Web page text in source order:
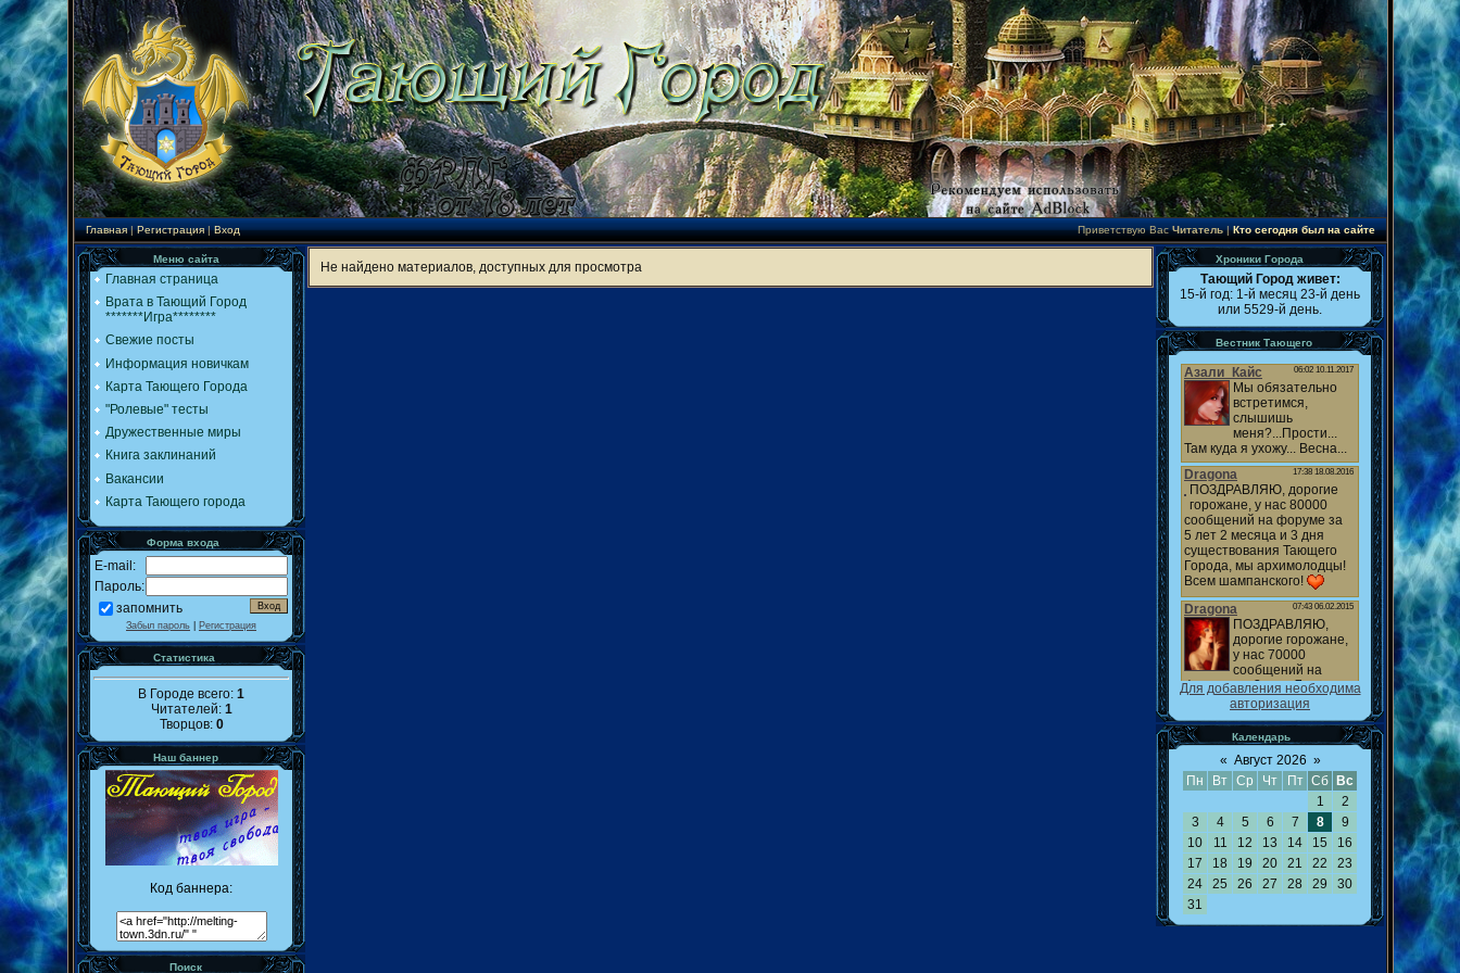
Главная|Регистрация|Вход Приветствую Вас Читатель|Кто сегодня был на сайте
Меню сайта
Главная страница
Врата в Тающий Город
*******Игра********
Свежие посты
Информация новичкам
Карта Тающего Города
"Ролевые" тесты
Дружественные миры
Книга заклинаний
Вакансии
Карта Тающего города
Форма входа
E-mail:
Пароль:
запомнить
Забыл пароль Регистрация
Статистика
В Городе всего: 1
Читателей: 1
Творцов: 0
Наш баннер
Код баннера:
Поиск
Не найдено материалов, доступных для просмотра
Хроники Города
Тающий Город живет:
15-й год: 1-й месяц 23-й день
или 5529-й день.
Вестник Тающего
Для добавления необходима
авторизация
Календарь
« Август 2026 »
Пн
Вт Ср Чт Пт Сб
Вс
1
2
3
4 5 6 7 8
9
10
11 12 13 14 15
16
17
18 19 20 21 22
23
24
25 26 27 28 29
30
31